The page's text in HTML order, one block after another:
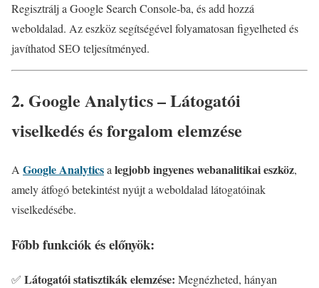
Regisztrálj a Google Search Console-ba, és add hozzá
weboldalad. Az eszköz segítségével folyamatosan figyelheted és
javíthatod SEO teljesítményed.
2. Google Analytics – Látogatói
viselkedés és forgalom elemzése
A Google Analyticsalegjobb ingyenes webanalitikai eszköz,
amely átfogó betekintést nyújt a weboldalad látogatóinak
viselkedésébe.
Főbb funkciók és előnyök:
✅ Látogatói statisztikák elemzése: Megnézheted, hányan